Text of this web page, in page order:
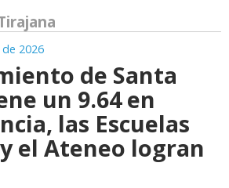
2026
de Santa
un 9.64 en
las Escuelas
el Ateneo logran